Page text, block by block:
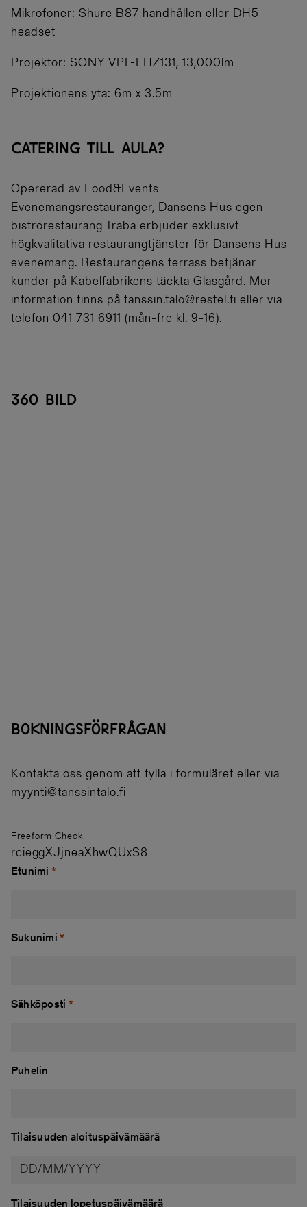
Mikrofoner: Shure B87 handhållen eller DH5
headset
Projektor: SONY VPL-FHZ131, 13,000lm
Projektionens yta: 6m x 3.5m
CATERING TILL AULA?
Opererad av Food&Events
Evenemangsrestauranger, Dansens Hus egen
bistrorestaurang Traba erbjuder exklusivt
högkvalitativa restaurangtjänster för Dansens Hus
evenemang. Restaurangens terrass betjänar
kunder på Kabelfabrikens täckta Glasgård. Mer
information finns på tanssin.talo@restel.fi eller via
telefon 041 731 6911 (mån-fre kl. 9-16).
360 bild
Bokningsförfrågan
Kontakta oss genom att fylla i formuläret eller via
myynti@tanssintalo.fi
Freeform Check
Etunimi *
Sukunimi*
Sähköposti *
Puhelin
Tilaisuuden aloituspäivämäärä
Tilaisuuden lopetuspäivämäärä